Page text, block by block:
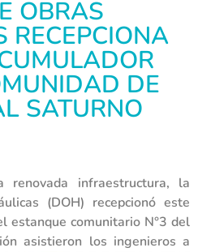
OBRAS
RECEPCIONA
DE
SATURNO
infraestructura, la
(DOH) recepcionó este
estanque comunitario N°3 del
asistieron los ingenieros a